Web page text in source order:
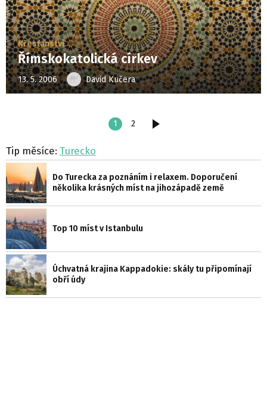
Křesťanství
Římskokatolická církev
13. 5. 2006 David Kučera
1 2
DALŠÍ
Tip měsíce: Turecko
Do Turecka za poznáním i relaxem. Doporučení
několika krásných míst na jihozápadě země
Top 10 míst v Istanbulu
Úchvatná krajina Kappadokie: skály tu připomínají
obří údy